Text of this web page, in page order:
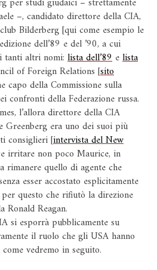
–, candidato direttore della CIA,
Bilderberg [qui come esempio le
dell’89 e del ’90, a cui
tanti altri nomi: lista dell’89 elista
of Foreign Relations [sito
capo della Commissione sulla
confronti della Federazione russa.
l’allora direttore della CIA
Greenberg era uno dei suoi più
consiglieri [intervista del New
irritare non poco Maurice, in
rimanere quello di agente che
esser accostato esplicitamente
questo che rifiutò la direzione
Ronald Reagan.
si esporrà pubblicamente su
il ruolo che gli USA hanno
vedremo in seguito.